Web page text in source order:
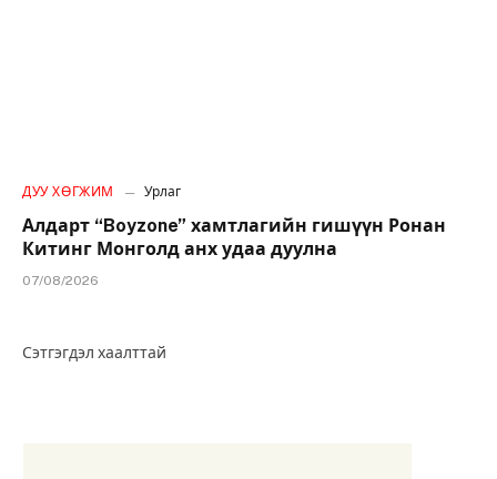
ДУУ ХӨГЖИМ Урлаг
Алдарт “Boyzone” хамтлагийн гишүүн Ронан
Китинг Монголд анх удаа дуулна
07/08/2026
Сэтгэгдэл хаалттай